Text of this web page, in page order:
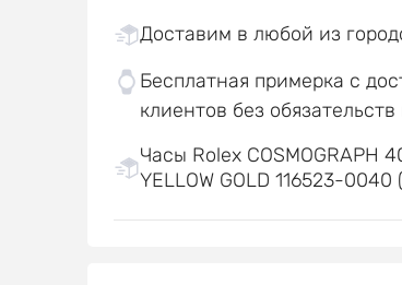
Доставим в любой из
Бесплатная примерка с
клиентов без обязательств
Часы Rolex COSMOGRAPH
YELLOW GOLD 116523-0040